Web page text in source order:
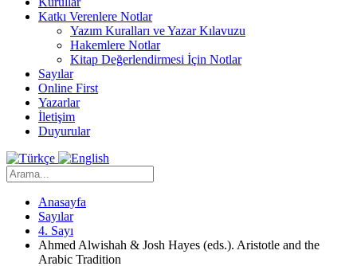
Katkı Verenlere Notlar
Yazım Kuralları ve Yazar Kılavuzu
Hakemlere Notlar
Kitap Değerlendirmesi İçin Notlar
Sayılar
Online First
Yazarlar
İletişim
Duyurular
Anasayfa
Sayılar
4. Sayı
Ahmed Alwishah & Josh Hayes (eds.). Aristotle and the
Arabic Tradition